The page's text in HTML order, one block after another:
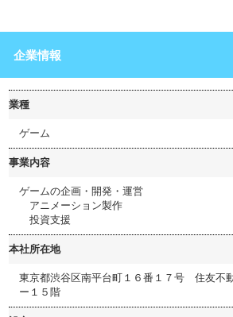
企業情報
業種
ゲーム
事業内容
ゲームの企画・開発・運営
アニメーション製作
投資支援
本社所在地
東京都渋谷区南平台町１６番１７号 住友不
ー１５階